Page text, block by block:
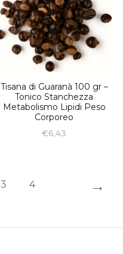
Tisana di Guaranà 100 gr –
Tonico Stanchezza
Metabolismo Lipidi Peso
Corporeo
€6,43
3 4 →